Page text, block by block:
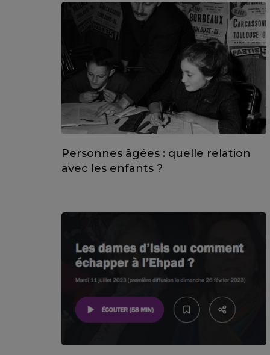
Personnes âgées : quelle relation
avec les enfants ?